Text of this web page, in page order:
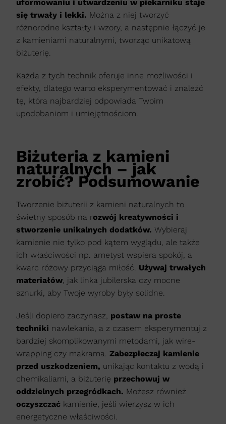
uformowaniu i utwardzeniu w piekarniku staje
się trwały i lekki. Można z niej tworzyć
różnorodne kształty i wzory, a następnie łączyć je
z kamieniami naturalnymi, tworząc unikatową
biżuterię.​
Każda z tych technik oferuje inne możliwości i
efekty, dlatego warto eksperymentować i znaleźć
tę, która najbardziej odpowiada Twoim
upodobaniom i umiejętnościom.
Biżuteria z kamieni
naturalnych – jak
zrobić? Podsumowanie
Tworzenie biżuterii z kamieni naturalnych to
świetny sposób na rozwój kreatywności i
stworzenie unikalnych dodatków. Wybieraj
kamienie nie tylko pod kątem wyglądu, ale także
ich właściwości np. ametyst wspiera spokój, a
kwarc różowy przyciąga miłość. Używaj trwałych
materiałów, jak linka jubilerska czy mocne
sznurki, aby Twoje wyroby były solidne.
Jeśli dopiero zaczynasz, postaw na proste
techniki nawlekania, a z czasem eksperymentuj z
bardziej skomplikowanymi metodami, jak wire-
wrapping czy makrama. Zabezpieczaj kamienie
przed uszkodzeniem, unikając kontaktu z wodą i
chemikaliami, a biżuterię przechowuj w
oddzielnych przegródkach. Możesz również
oczyszczać kamienie, jeśli wierzysz w ich
energetyczne właściwości.